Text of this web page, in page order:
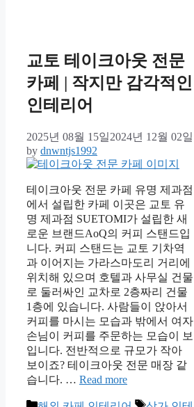
교토 테이크아웃 전문
카페 | 작지만 감각적인
인테리어
2025년 08월 15일2024년 12월 02일
by dnwntjs1992
테이크아웃 전문 카페 유명 제과점
에서 설립한 카페 이곳은 교토 유
명 제과점 SUETOMI가 설립한 새
로운 브랜드AoQ의 커피 스탠드입
니다. 커피 스탠드는 교토 기차역
과 이어지는 가라스마도리 거리에
위치해 있으며 호텔과 사무실 건물
로 둘러싸인 교차로 2층짜리 건물
1층에 있습니다. 사람들이 앉아서
커피를 마시는 모습과 밖에서 여자
손님이 커피를 주문하는 모습이 보
입니다. 전반적으로 규모가 작아
보이죠? 테이크아웃 전문 매장 같
습니다. … Read more
Categories Tags